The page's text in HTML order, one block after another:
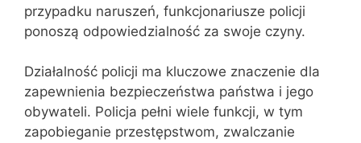
przypadku naruszeń, funkcjonariusze policji
ponoszą odpowiedzialność za swoje czyny.
Działalność policji ma kluczowe znaczenie dla
zapewnienia bezpieczeństwa państwa i jego
obywateli. Policja pełni wiele funkcji, w tym
zapobieganie przestępstwom, zwalczanie